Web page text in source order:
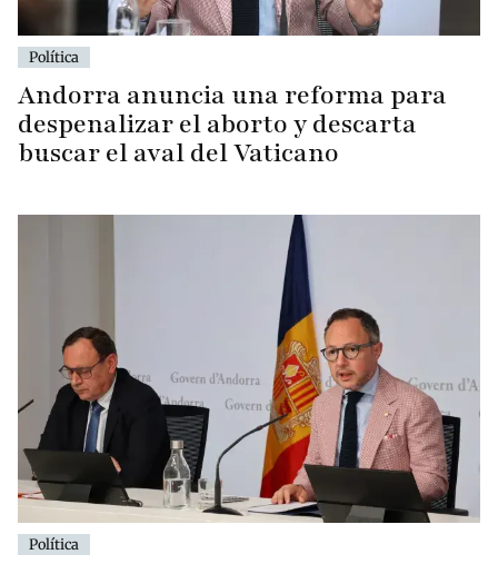
Política
Andorra anuncia una reforma para
despenalizar el aborto y descarta
buscar el aval del Vaticano
Política